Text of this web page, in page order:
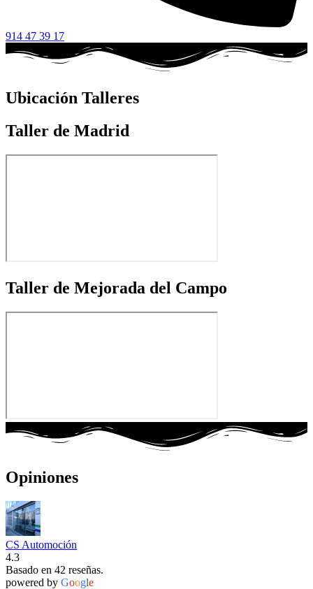
914 47 39 17
Ubicación Talleres
Taller de Madrid
Taller de Mejorada del Campo
Opiniones
CS Automoción
4.3
Basado en 42 reseñas.
powered by Google